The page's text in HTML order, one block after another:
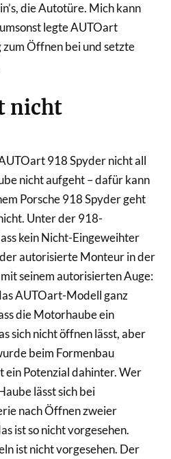
die Autotüre. Mich kann
legte AUTOart
Öffnen bei und setzte
nicht
918 Spyder nicht all
nicht aufgeht – dafür kann
Porsche 918 Spyder geht
Unter der 918-
kein Nicht-Eingeweihter
autorisierte Monteur in der
seinem autorisierten Auge:
AUTOart-Modell ganz
die Motorhaube ein
sich nicht öffnen lässt, aber
beim Formenbau
ein Potenzial dahinter. Wer
lässt sich bei
nach Öffnen zweier
ist so nicht vorgesehen.
ist nicht vorgesehen. Der